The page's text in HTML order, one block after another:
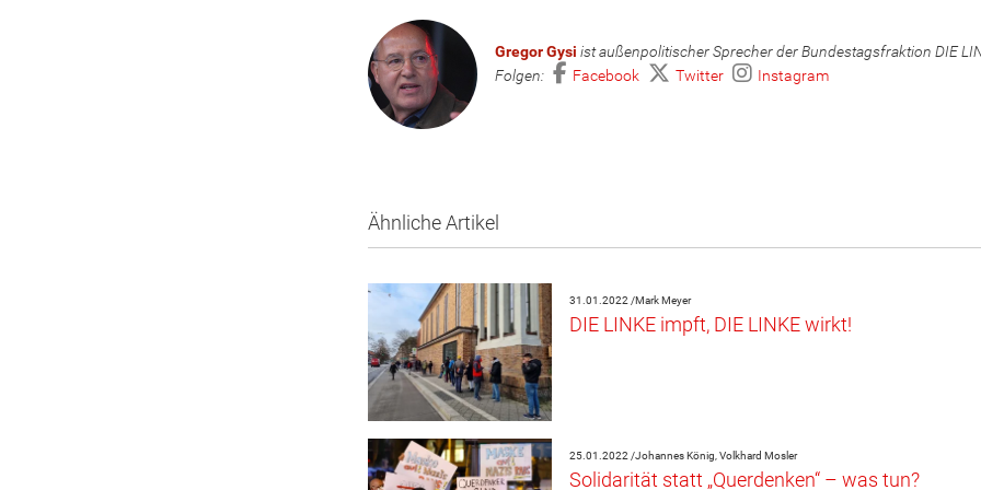
Gregor Gysi ist außenpolitischer Sprecher der Bundestagsfraktion DIE
Folgen:
Facebook Twitter Instagram
Ähnliche Artikel
31.01.2022 /Mark Meyer
DIE LINKE impft, DIE LINKE wirkt!
25.01.2022 /Johannes König, Volkhard Mosler
Solidarität statt „Querdenken“ – was tun?